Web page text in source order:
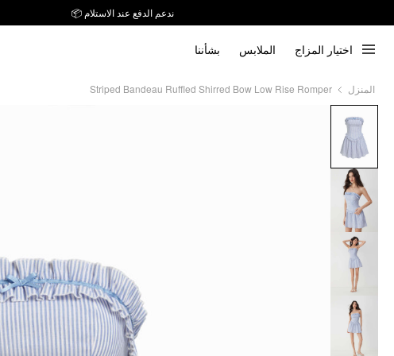
ندعم الدفع عند الاستلام 📦
اختيار المزاج الملابس بشأننا
المنزل Striped Bandeau Ruffled Shirred Bow Low Rise Romper